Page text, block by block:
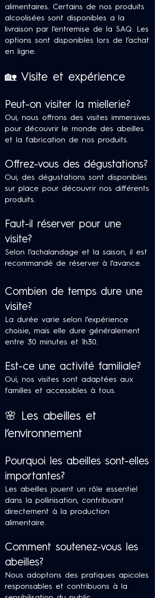
alimentaires. Certains de nos produits
alcoolisées sont disponibles a la
livraison par l’entremise de la SAQ. Les
options sont disponibles lors de l’achat
en ligne.
🏡 Visite et expérience
Peut-on visiter la miellerie?
Oui, nous offrons des visites immersives
pour découvrir le monde des abeilles
et la fabrication de nos produits.
Offrez-vous des dégustations?
Oui, des dégustations sont disponibles
sur place pour découvrir nos différents
produits.
Faut-il réserver pour une
visite?
Selon l’achalandage et la saison, il est
recommandé de réserver à l’avance.
Combien de temps dure une
visite?
La durée varie selon l’expérience
choisie, mais elle dure généralement
entre 30 minutes et 1h30.
Est-ce une activité familiale?
Oui, nos visites sont adaptées aux
familles et accessibles à tous.
🌸 Les abeilles et
l’environnement
Pourquoi les abeilles sont-elles
importantes?
Les abeilles jouent un rôle essentiel
dans la pollinisation, contribuant
directement à la production
alimentaire.
Comment soutenez-vous les
abeilles?
Nous adoptons des pratiques apicoles
responsables et contribuons à la